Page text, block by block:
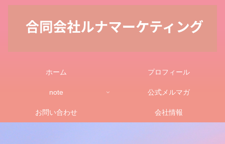
ホーム プロフィール
note 公式メルマガ
お問い合わせ 会社情報